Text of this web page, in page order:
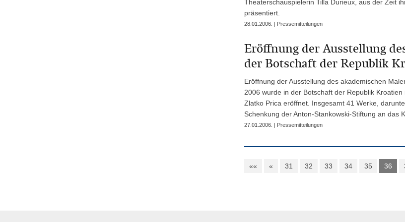
Theaterschauspielerin Tilla Durieux, aus der Zeit
präsentiert.
28.01.2006. | Pressemitteilungen
Eröffnung der Ausstellung
der Botschaft der Republik
Eröffnung der Ausstellung des akademischen
2006 wurde in der Botschaft der Republik
Zlatko Prica eröffnet. Insgesamt 41 Werke,
Schenkung der Anton-Stankowski-Stiftung an das
27.01.2006. | Pressemitteilungen
«« « 31 32 33 34 35 36